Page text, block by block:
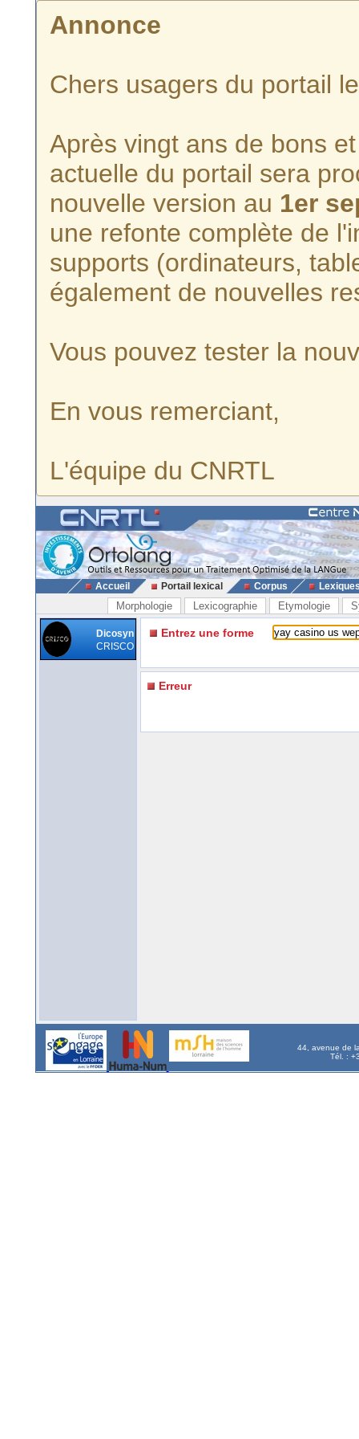
Annonce
Chers usagers du portail
Après vingt ans de bons
actuelle du portail sera
nouvelle version au 1er
une refonte complète de
supports (ordinateurs,
également de nouvelles
Vous pouvez tester la
En vous remerciant,
L'équipe du CNRTL
Accueil Portail lexical Corpus
Morphologie Lexicographie Etymologie
Dicosyn
CRISCO
Entrez une forme
Erreur
44, avenue de
Tél. :